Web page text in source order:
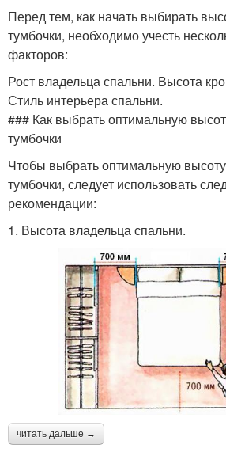
Перед тем, как начать выбирать
тумбочки, необходимо учесть
факторов:
Рост владельца спальни. Высота
Стиль интерьера спальни.
### Как выбрать оптимальную
тумбочки
Чтобы выбрать оптимальную
тумбочки, следует использовать
рекомендации:
1. Высота владельца спальни.
читать дальше →